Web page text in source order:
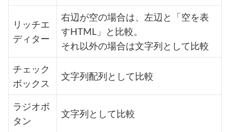
リッチエ
ディター
右辺が空の場合は、左辺と「空を表
すHTML」と比較。
それ以外の場合は文字列として比較
チェック
ボックス
文字列配列として比較
ラジオボ
タン
文字列として比較